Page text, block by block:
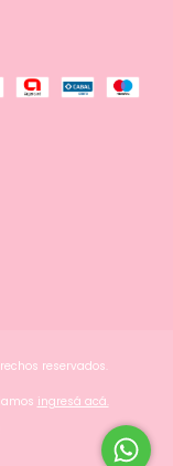
reservados.
ingresá acá.